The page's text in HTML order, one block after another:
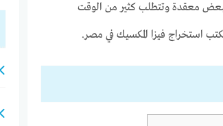
معقدة وتتطلب كثير من الوقت
استخراج فيزا المكسيك في مصر.